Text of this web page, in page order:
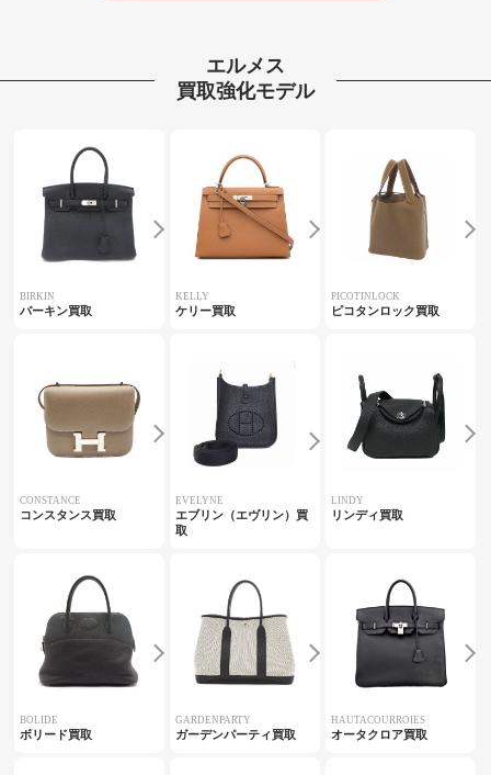
エルメス
買取強化モデル
BIRKIN
バーキン買取
KELLY
ケリー買取
PICOTINLOCK
ピコタンロック買取
CONSTANCE
コンスタンス買取
EVELYNE
エブリン（エヴリン）買
取
LINDY
リンディ買取
BOLIDE
ボリード買取
GARDENPARTY
ガーデンパーティ買取
HAUTACOURROIES
オータクロア買取